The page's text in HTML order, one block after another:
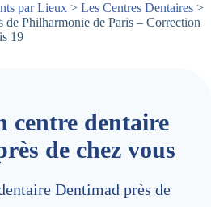
par Lieux > Les Centres Dentaires >
de Philharmonie de Paris – Correction
19
centre dentaire
de chez vous
Dentimad près de